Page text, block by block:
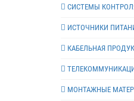
СИСТЕМЫ
ИСТОЧНИКИ
КАБЕЛЬНАЯ
МОНТАЖНЫЕ